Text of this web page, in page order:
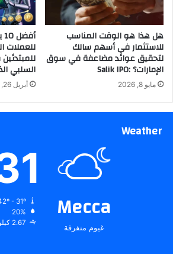
هل هذا هو الوقت المناسب
للاستثمار في أسهم سالك
لتحقيق عوائد مضاعفة في سوق
الإمارات؟ :Salik IPO
مايو 8, 2026
للعملات
السلبي
أبريل 26, 2026
Weather
Mecca
غيوم متفرقة
20%
2.67 كيلومتر/ساعة